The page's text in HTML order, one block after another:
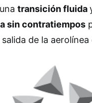
transición fluida
sin contratiempos
de la aerolínea